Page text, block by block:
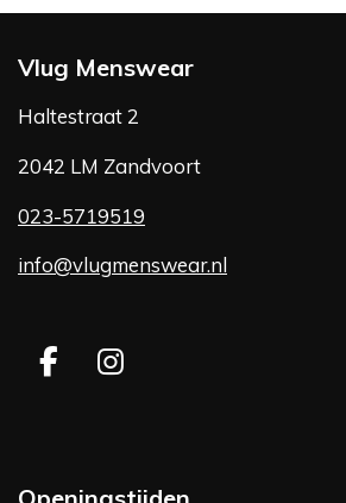
Vlug Menswear
Haltestraat 2
2042 LM Zandvoort
023-5719519
info@vlugmenswear.nl
F
b
I
a